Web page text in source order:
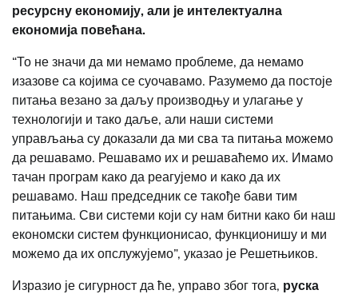
ресурсну економију, али је интелектуална
економија повећана.
“То не значи да ми немамо проблеме, да немамо
изазове са којима се суочавамо. Разумемо да постоје
питања везано за даљу производњу и улагање у
технологији и тако даље, али наши системи
управљања су доказали да ми сва та питања можемо
да решавамо. Решавамо их и решаваћемо их. Имамо
тачан програм како да реагујемо и како да их
решавамо. Наш председник се такође бави тим
питањима. Сви системи који су нам битни како би наш
економски систем функционисао, функционишу и ми
можемо да их опслужујемо”, указао је Решетњиков.
Изразио је сигурност да ће, управо због тога, руска